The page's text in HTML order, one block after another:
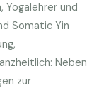
Yogalehrer und
Somatic Yin
Neben
zur